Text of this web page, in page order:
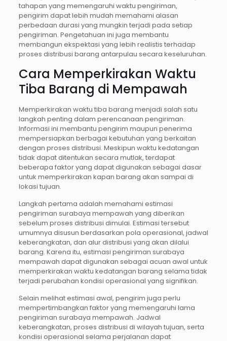
tahapan yang memengaruhi waktu pengiriman,
pengirim dapat lebih mudah memahami alasan
perbedaan durasi yang mungkin terjadi pada setiap
pengiriman. Pengetahuan ini juga membantu
membangun ekspektasi yang lebih realistis terhadap
proses distribusi barang antarpulau secara keseluruhan.
Cara Memperkirakan Waktu
Tiba Barang di Mempawah
Memperkirakan waktu tiba barang menjadi salah satu
langkah penting dalam perencanaan pengiriman.
Informasi ini membantu pengirim maupun penerima
mempersiapkan berbagai kebutuhan yang berkaitan
dengan proses distribusi. Meskipun waktu kedatangan
tidak dapat ditentukan secara mutlak, terdapat
beberapa faktor yang dapat digunakan sebagai dasar
untuk memperkirakan kapan barang akan sampai di
lokasi tujuan.
Langkah pertama adalah memahami estimasi
pengiriman surabaya mempawah yang diberikan
sebelum proses distribusi dimulai. Estimasi tersebut
umumnya disusun berdasarkan pola operasional, jadwal
keberangkatan, dan alur distribusi yang akan dilalui
barang. Karena itu, estimasi pengiriman surabaya
mempawah dapat digunakan sebagai acuan awal untuk
memperkirakan waktu kedatangan barang selama tidak
terjadi perubahan kondisi operasional yang signifikan.
Selain melihat estimasi awal, pengirim juga perlu
mempertimbangkan faktor yang memengaruhi lama
pengiriman surabaya mempawah. Jadwal
keberangkatan, proses distribusi di wilayah tujuan, serta
kondisi operasional selama perjalanan dapat